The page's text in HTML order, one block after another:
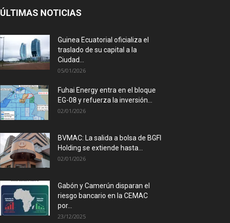
ÚLTIMAS NOTICIAS
Guinea Ecuatorial oficializa el
traslado de su capital a la
Ciudad...
05/01/2026
Fuhai Energy entra en el bloque
EG-08 y refuerza la inversión...
02/01/2026
BVMAC: La salida a bolsa de BGFI
Holding se extiende hasta...
02/01/2026
Gabón y Camerún disparan el
riesgo bancario en la CEMAC
por...
23/12/2025